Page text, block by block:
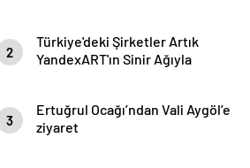
Şafak
2
Türkiye'deki Şirketler Artık
YandexART'ın Sinir Ağıyla
3
Ertuğrul Ocağı’ndan Vali Aygöl’e
ziyaret